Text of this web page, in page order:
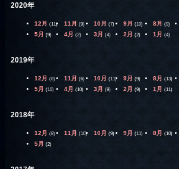
2020年
12月 (11) 11月 (9) 10月 (7) 9月 (10) 8月 (9)
5月 (9) 4月 (2) 3月 (4) 2月 (2) 1月 (4)
2019年
12月 (8) 11月 (6) 10月 (11) 9月 (9) 8月 (13)
5月 (10) 4月 (10) 3月 (9) 2月 (9) 1月 (11)
2018年
12月 (8) 11月 (10) 10月 (9) 9月 (11) 8月 (10)
5月 (2)